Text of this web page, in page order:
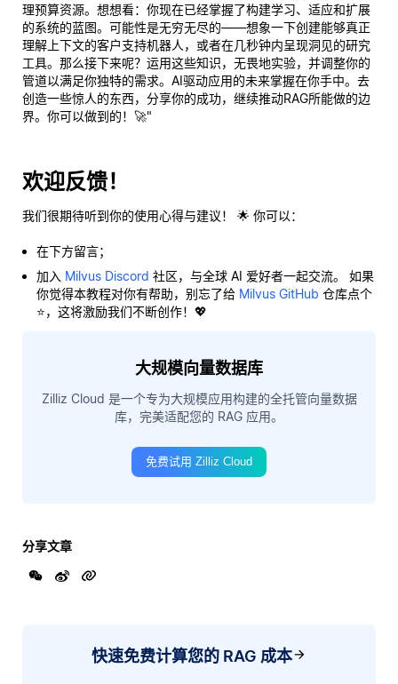
理预算资源。想想看：你现在已经掌握了构建学习、适应和扩展
的系统的蓝图。可能性是无穷无尽的——想象一下创建能够真正
理解上下文的客户支持机器人，或者在几秒钟内呈现洞见的研究
工具。那么接下来呢？运用这些知识，无畏地实验，并调整你的
管道以满足你独特的需求。AI驱动应用的未来掌握在你手中。去
创造一些惊人的东西，分享你的成功，继续推动RAG所能做的边
界。你可以做到的！🚀"
欢迎反馈！
我们很期待听到你的使用心得与建议！ 🌟 你可以：
在下方留言；
加入 Milvus Discord 社区，与全球 AI 爱好者一起交流。 如果
你觉得本教程对你有帮助，别忘了给 Milvus GitHub 仓库点个
⭐，这将激励我们不断创作！💖
大规模向量数据库
Zilliz Cloud 是一个专为大规模应用构建的全托管向量数据
库，完美适配您的 RAG 应用。
免费试用 Zilliz Cloud
分享文章
快速免费计算您的 RAG 成本